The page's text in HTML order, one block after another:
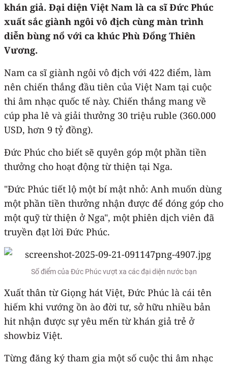
khán giả. Đại diện Việt Nam là ca sĩ Đức Phúc
xuất sắc giành ngôi vô địch cùng màn trình
diễn bùng nổ với ca khúc Phù Đổng Thiên
Vương.
Nam ca sĩ giành ngôi vô địch với 422 điểm, làm
nên chiến thắng đầu tiên của Việt Nam tại cuộc
thi âm nhạc quốc tế này. Chiến thắng mang về
cúp pha lê và giải thưởng 30 triệu ruble (360.000
USD, hơn 9 tỷ đồng).
Đức Phúc cho biết sẽ quyên góp một phần tiền
thưởng cho hoạt động từ thiện tại Nga.
"Đức Phúc tiết lộ một bí mật nhỏ: Anh muốn dùng
một phần tiền thưởng nhận được để đóng góp cho
một quỹ từ thiện ở Nga", một phiên dịch viên đã
truyền đạt lời Đức Phúc.
Số điểm của Đức Phúc vượt xa các đại diện nước bạn
Xuất thân từ Giọng hát Việt, Đức Phúc là cái tên
hiếm khi vướng ồn ào đời tư, sở hữu nhiều bản
hit nhận được sự yêu mến từ khán giả trẻ ở
showbiz Việt.
Từng đăng ký tham gia một số cuộc thi âm nhạc